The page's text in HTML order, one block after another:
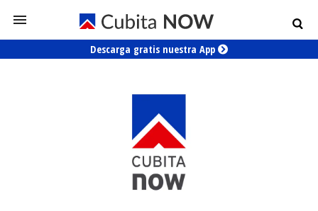
Descarga gratis nuestra App